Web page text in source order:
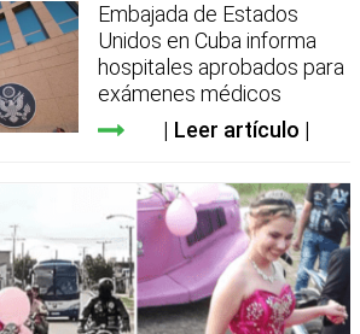
Embajada de Estados
Unidos en Cuba informa
hospitales aprobados para
exámenes médicos
Leer artículo